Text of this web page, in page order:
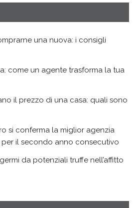
una nuova: i consigli
come un agente trasforma la tua
il prezzo di una casa: quali sono
si conferma la miglior agenzia
per il secondo anno consecutivo
da potenziali truffe nell’affitto